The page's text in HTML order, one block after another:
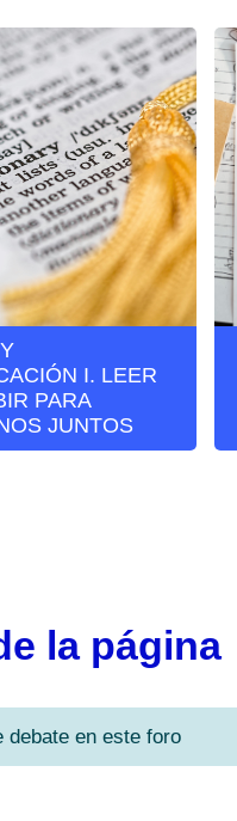
I. LEER
PARA
JUNTOS
la página
debate en este foro